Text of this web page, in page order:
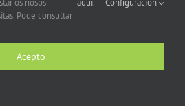
os nosos
Pode consultar
aquí. Configuración
Acepto